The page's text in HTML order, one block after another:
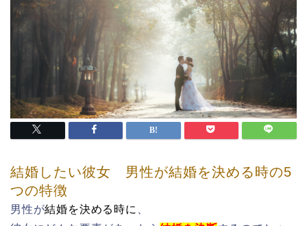
結婚したい彼女 男性が結婚を決める時の5
つの特徴
男性が結婚を決める時に